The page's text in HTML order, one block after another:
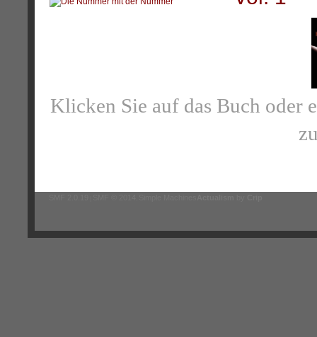
Klicken Sie auf das Buch oder